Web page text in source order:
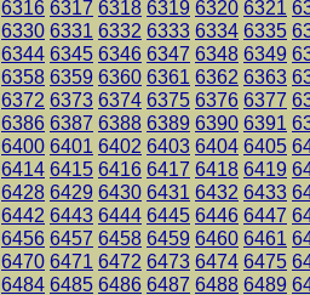
6316 6317 6318 6319 6320 6321
6330 6331 6332 6333 6334 6335
6344 6345 6346 6347 6348 6349
6358 6359 6360 6361 6362 6363
6372 6373 6374 6375 6376 6377
6386 6387 6388 6389 6390 6391
6400 6401 6402 6403 6404 6405
6414 6415 6416 6417 6418 6419
6428 6429 6430 6431 6432 6433
6442 6443 6444 6445 6446 6447
6456 6457 6458 6459 6460 6461
6470 6471 6472 6473 6474 6475
6484 6485 6486 6487 6488 6489